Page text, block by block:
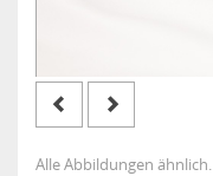
Alle Abbildungen ähnlich.